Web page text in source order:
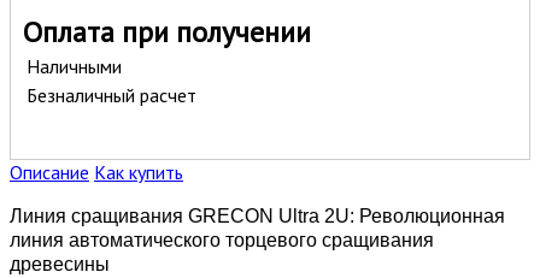
Оплата при получении
Наличными
Безналичный расчет
Описание Как купить
Линия сращивания GRECON Ultra 2U: Революционная
линия автоматического торцевого сращивания
древесины